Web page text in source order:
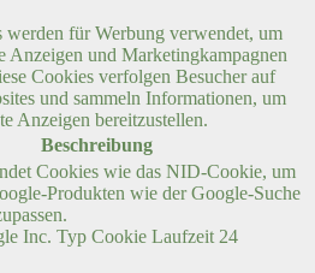
für Werbung verwendet, um
Anzeigen und Marketingkampagnen
Cookies verfolgen Besucher auf
und sammeln Informationen, um
Anzeigen bereitzustellen.
Beschreibung
Cookies wie das NID-Cookie, um
Produkten wie der Google-Suche
Inc. Typ Cookie Laufzeit 24